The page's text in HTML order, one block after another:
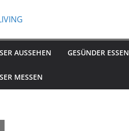
AUSSEHEN GESÜNDER ESSEN
MESSEN